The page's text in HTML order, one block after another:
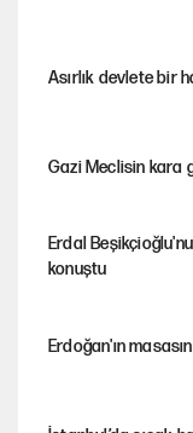
Asırlık devlete bir
Gazi Meclisin kara
Erdal
konuştu
Erdoğan'ın